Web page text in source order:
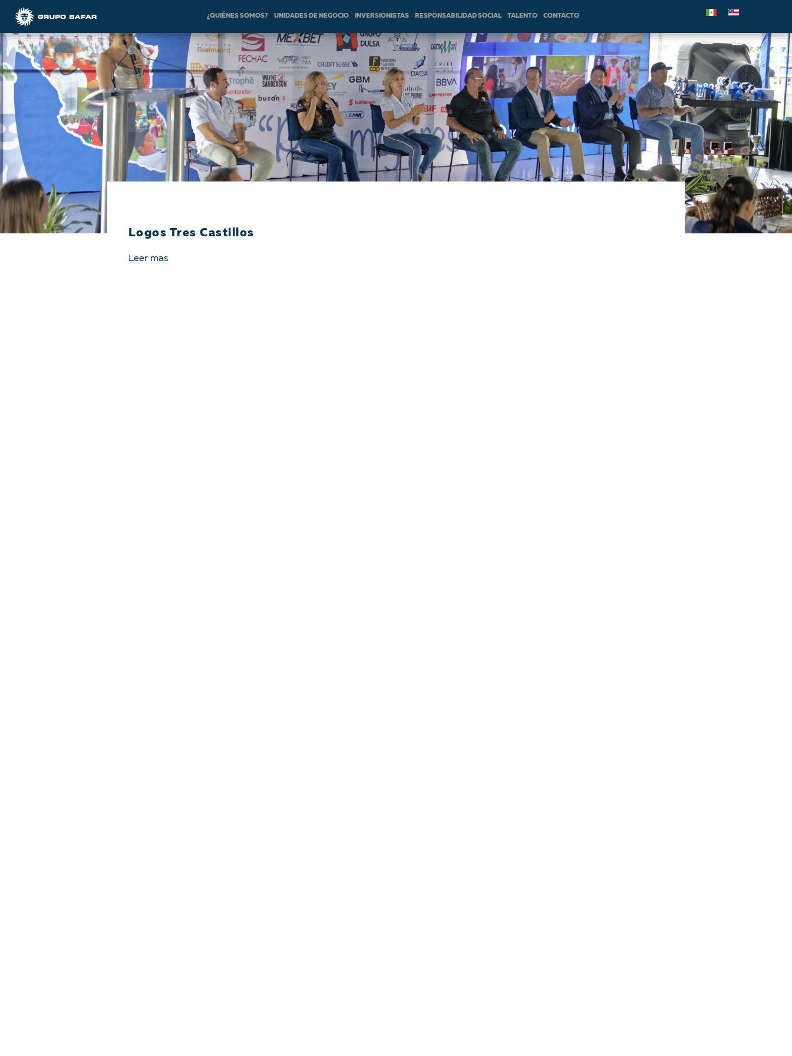
¿QUIÉNES SOMOS? UNIDADES DE NEGOCIO INVERSIONISTAS RESPONSABILIDAD SOCIAL TALENTO CONTACTO
Logos Tres Castillos
Leer mas